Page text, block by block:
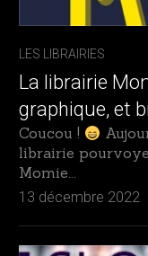
LES LIBRAIRIES
La librairie
graphique, et
Coucou !
librairie
Momie...
13 décembre 2022